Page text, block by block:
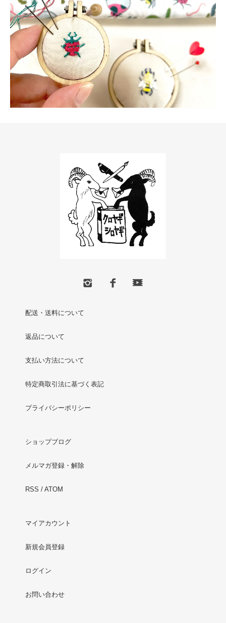
配送・送料について
返品について
支払い方法について
特定商取引法に基づく表記
プライバシーポリシー
ショップブログ
メルマガ登録・解除
RSS / ATOM
マイアカウント
新規会員登録
ログイン
お問い合わせ